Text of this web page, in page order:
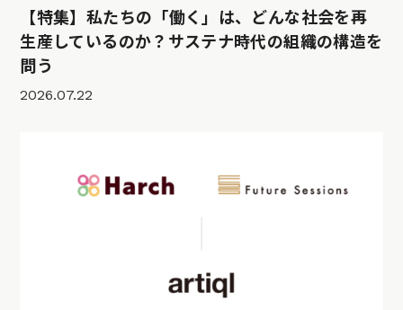
【特集】私たちの「働く」は、どんな社会を再
生産しているのか？サステナ時代の組織の構造を
問う
2026.07.22